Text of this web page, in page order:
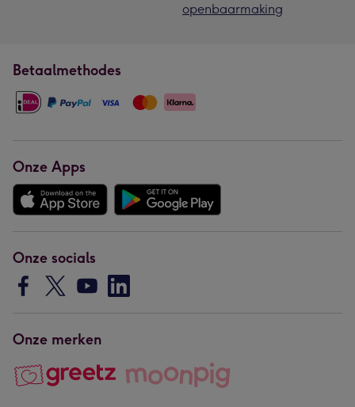
openbaarmaking
Betaalmethodes
Onze Apps
Onze socials
Onze merken